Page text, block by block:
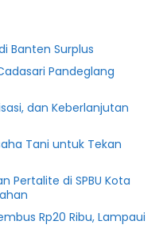
Banten Surplus
Pandeglang
dan Keberlanjutan
Tani untuk Tekan
Pertalite di SPBU Kota
Rp20 Ribu, Lampaui